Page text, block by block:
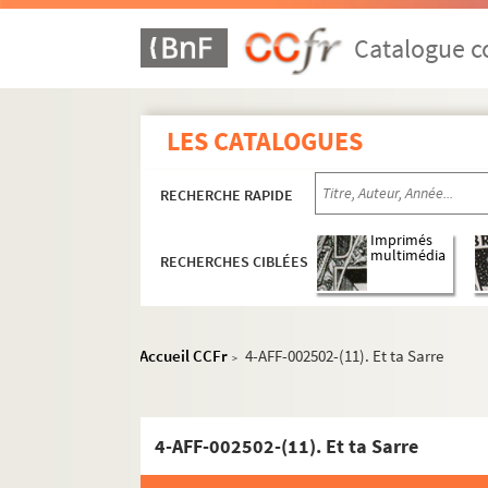
Catalogue
LES CATALOGUES
RECHERCHE RAPIDE
RECHERCHES CIBLÉES
Imprimés
multimédia
Accueil CCFr > 4-AFF-002502-(11). Et ta Sarre
4-AFF-002502-(11). Et ta Sarre
L'Etoile du Nord
Ève
Le Grand Parquet
Historial de Montmartre
Lavoir moderne parisien
Manufacture des Abbesses
Moulin de la Galette
La Reine blanche
Sudden théâtre